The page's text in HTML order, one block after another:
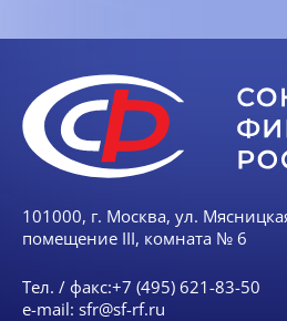
101000, г. Москва, ул.
помещение III, комната № 6
Тел. / факс:+7 (495) 621-83-50
e-mail: sfr@sf-rf.ru